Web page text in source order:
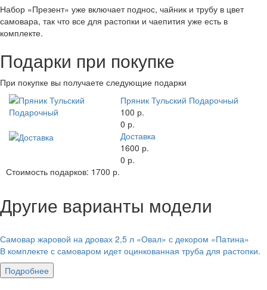
Набор «Презент» уже включает поднос, чайник и трубу в цвет
самовара, так что все для растопки и чаепития уже есть в
комплекте.
Подарки при покупке
При покупке вы получаете следующие подарки
Пряник Тульский Подарочный
100 р.
0 р.
Доставка
1600 р.
0 р.
Стоимость подарков: 1700 р.
Другие варианты модели
Самовар жаровой на дровах 2,5 л «Овал» с декором «Патина»
В комплекте с самоваром идет оцинкованная труба для растопки.
Подробнее